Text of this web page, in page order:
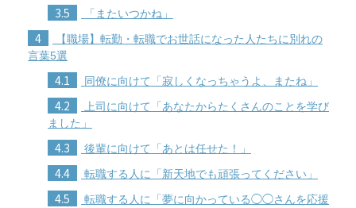
3.5 「またいつかね」
4
【職場】転勤・転職でお世話になった人たちに別れの
言葉5選
4.1 同僚に向けて「寂しくなっちゃうよ、またね」
4.2
上司に向けて「あなたからたくさんのことを学び
ました」
4.3 後輩に向けて「あとは任せた！」
4.4 転職する人に「新天地でも頑張ってください」
4.5
転職する人に「夢に向かっている◯◯さんを応援